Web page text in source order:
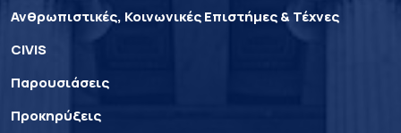
Ανθρωπιστικές, Κοινωνικές Επιστήμες & Τέχνες
CIVIS
Παρουσιάσεις
Προκηρύξεις